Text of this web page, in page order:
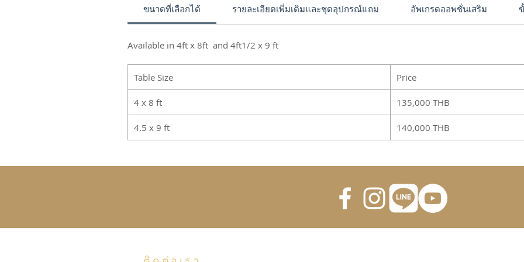
ขนาดที่เลือกได้ รายละเอียดเพิ่มเติมและชุดอุปกรณ์แถม อัพเกรดออพชั่นเสริม
Available in 4ft x 8ft and 4ft1/2 x 9 ft
Table Size Price
4 x 8 ft 135,000 THB
4.5 x 9 ft 140,000 THB